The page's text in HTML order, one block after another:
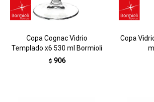
Copa Cognac Vidrio
Templado x6 530 ml Bormioli
$ 906
Copa